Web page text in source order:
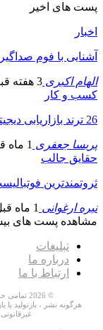
پست های اخیر
اخبار
آشنایی با فوم
الهام اکبری 3 هفته قبل
کسب و کار
26 ترند بازاریابی دیجیتال در سال 2026 که هر کسب‌وکاری…
پریسا جعفری 1 ماه قبل
حقایق جالب
ثروتمندترین فوتبالیست
نیره ارغوانی 1 ماه قبل
مشاهده پست های
تبلیغات
درباره ما
ارتباط با ما
© 2026 تمامی حقوق برای مجله کسب و کار بازده محفوظ می باشد.
هرگونه نشر ، بازتولید